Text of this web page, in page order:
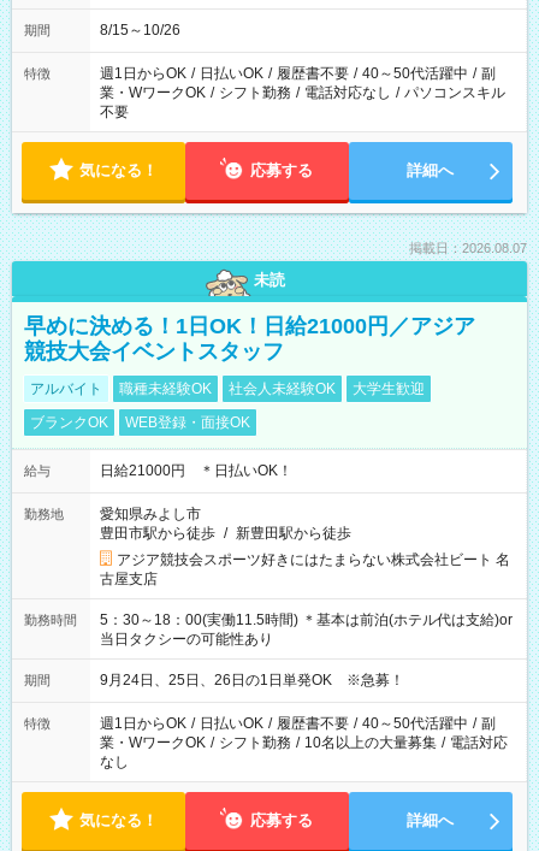
期間 8/15～10/26
特徴 週1日からOK / 日払いOK / 履歴書不要 / 40～50代活躍中 / 副
業・WワークOK / シフト勤務 / 電話対応なし / パソコンスキル
不要
気になる！ 応募する 詳細へ
掲載日：2026.08.07
未読
早めに決める！1日OK！日給21000円／アジア
競技大会イベントスタッフ
アルバイト 職種未経験OK 社会人未経験OK
大学生歓迎
ブランクOK
WEB登録・面接OK
給与 日給21000円 ＊日払いOK！
勤務地
愛知県みよし市
豊田市駅から徒歩 / 新豊田駅から徒歩
アジア競技会スポーツ好きにはたまらない株式会社ビート 名
古屋支店
勤務時間
5：30～18：00(実働11.5時間) ＊基本は前泊(ホテル代は支給)or
当日タクシーの可能性あり
期間 9月24日、25日、26日の1日単発OK ※急募！
特徴 週1日からOK / 日払いOK / 履歴書不要 / 40～50代活躍中 / 副
業・WワークOK / シフト勤務 / 10名以上の大量募集 / 電話対応
なし
気になる！ 応募する 詳細へ